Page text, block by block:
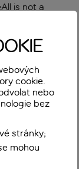
is not a
cookie.
nebo
bez
stránky;
mohou